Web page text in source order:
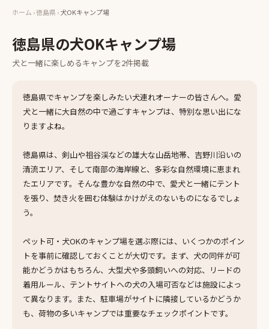
ホーム ›徳島県›犬OKキャンプ場
徳島県の犬OKキャンプ場
犬と一緒に楽しめるキャンプを2件掲載
徳島県でキャンプを楽しみたい犬連れオーナーの皆さんへ。愛
犬と一緒に大自然の中で過ごすキャンプは、特別な思い出にな
りますよね。
徳島県は、剣山や祖谷渓などの雄大な山岳地帯、吉野川沿いの
清流エリア、そして南部の海岸線と、多彩な自然環境に恵まれ
たエリアです。そんな豊かな自然の中で、愛犬と一緒にテント
を張り、焚き火を囲む体験はかけがえのないものになるでしょ
う。
ペット可・犬OKのキャンプ場を選ぶ際には、いくつかのポイン
トを事前に確認しておくことが大切です。まず、犬の同伴が可
能かどうかはもちろん、大型犬や多頭飼いへの対応、リードの
着用ルール、テントサイトへの犬の入場可否などは施設によっ
て異なります。また、駐車場がサイトに隣接しているかどうか
も、荷物の多いキャンプでは重要なチェックポイントです。